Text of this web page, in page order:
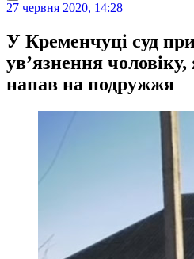
27 червня 2020, 14:28
У Кременчуці суд
ув’язнення
напав на подружжя